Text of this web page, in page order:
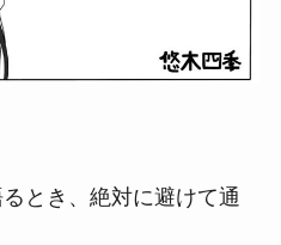
とき、絶対に避けて通